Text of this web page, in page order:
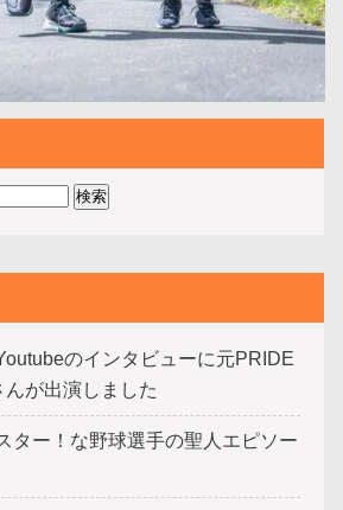
のインタビューに元PRIDE
が出演しました
ター！な野球選手の聖人エピソー